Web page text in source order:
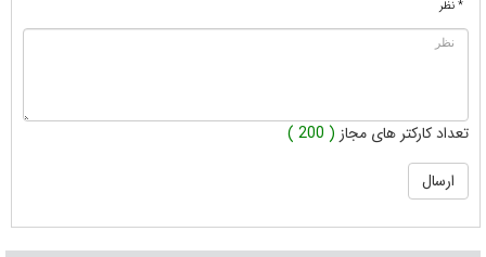
* نظر
تعداد کارکتر های مجاز ( 200 )